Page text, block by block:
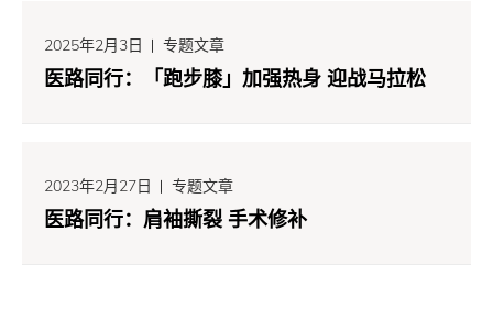
2025年2月3日 专题文章
医路同行：「跑步膝」加强热身 迎战马拉松
2023年2月27日 专题文章
医路同行：肩袖撕裂 手术修补